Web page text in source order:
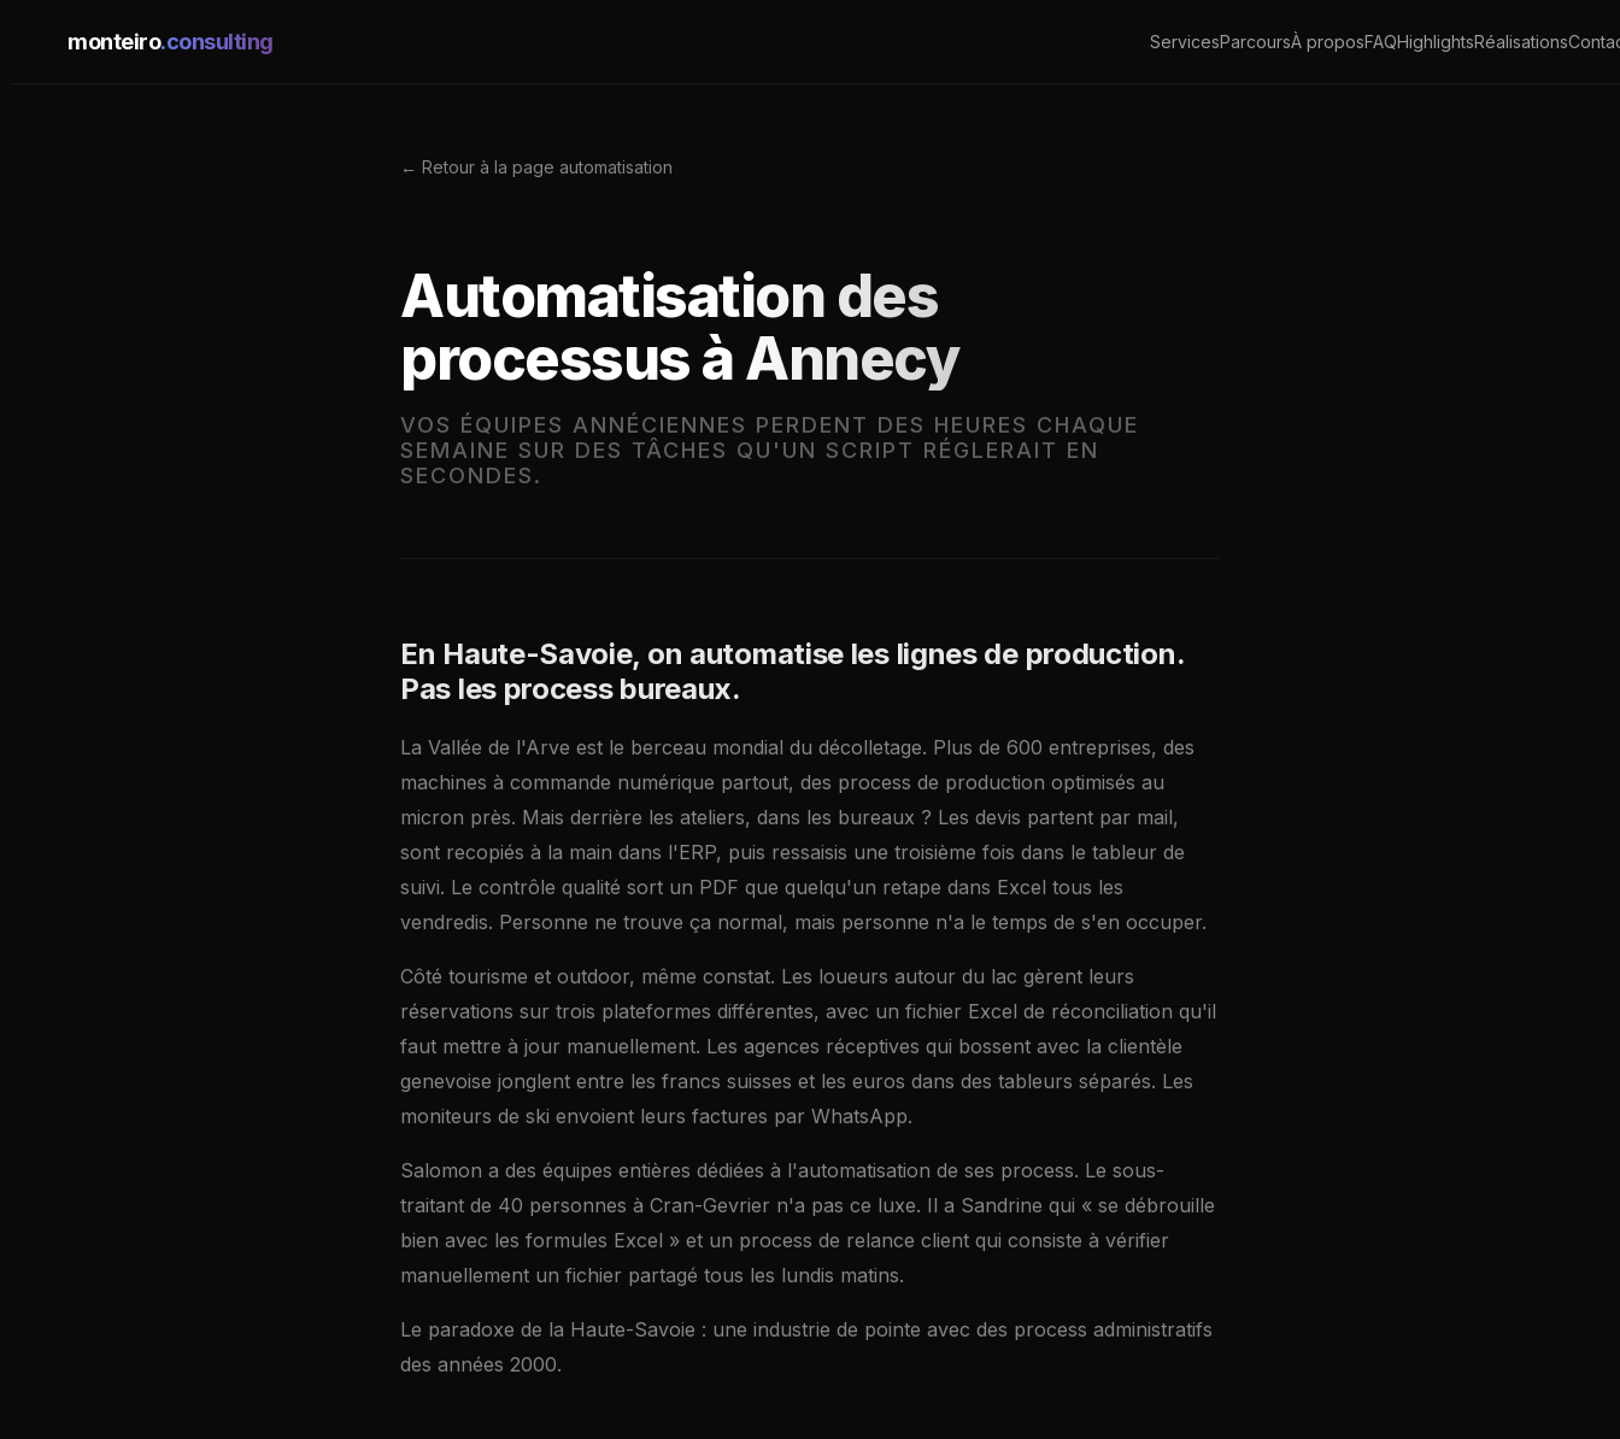
monteiro.consulting ServicesParcoursÀ proposFAQHighlightsRéalisations
← Retour à la page automatisation
Automatisation des
processus à Annecy
VOS ÉQUIPES ANNÉCIENNES PERDENT DES HEURES CHAQUE
SEMAINE SUR DES TÂCHES QU'UN SCRIPT RÉGLERAIT EN
SECONDES.
En Haute-Savoie, on automatise les lignes de production.
Pas les process bureaux.
La Vallée de l'Arve est le berceau mondial du décolletage. Plus de 600 entreprises, des
machines à commande numérique partout, des process de production optimisés au
micron près. Mais derrière les ateliers, dans les bureaux ? Les devis partent par mail,
sont recopiés à la main dans l'ERP, puis ressaisis une troisième fois dans le tableur de
suivi. Le contrôle qualité sort un PDF que quelqu'un retape dans Excel tous les
vendredis. Personne ne trouve ça normal, mais personne n'a le temps de s'en occuper.
Côté tourisme et outdoor, même constat. Les loueurs autour du lac gèrent leurs
réservations sur trois plateformes différentes, avec un fichier Excel de réconciliation qu'il
faut mettre à jour manuellement. Les agences réceptives qui bossent avec la clientèle
genevoise jonglent entre les francs suisses et les euros dans des tableurs séparés. Les
moniteurs de ski envoient leurs factures par WhatsApp.
Salomon a des équipes entières dédiées à l'automatisation de ses process. Le sous-
traitant de 40 personnes à Cran-Gevrier n'a pas ce luxe. Il a Sandrine qui « se débrouille
bien avec les formules Excel » et un process de relance client qui consiste à vérifier
manuellement un fichier partagé tous les lundis matins.
Le paradoxe de la Haute-Savoie : une industrie de pointe avec des process administratifs
des années 2000.